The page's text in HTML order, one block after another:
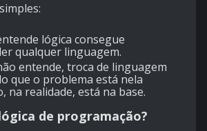
lógica consegue
qualquer linguagem.
entende, troca de linguagem
que o problema está nela
na realidade, está na base.
de programação?